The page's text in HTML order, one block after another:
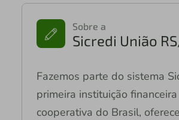
Sobre a
Sicredi União
Fazemos parte do sistema
primeira instituição financeira
cooperativa do Brasil,